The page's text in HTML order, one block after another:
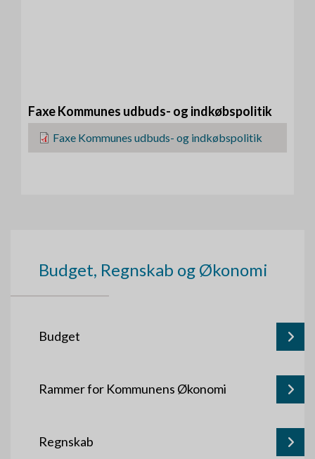
Faxe Kommunes udbuds- og indkøbspolitik
i
Faxe Kommunes udbuds- og indkøbspolitik
Budget, Regnskab og Økonomi
Budget
Rammer for Kommunens Økonomi
Regnskab